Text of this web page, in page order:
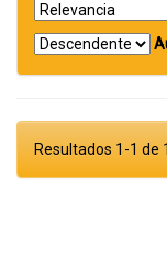
Resultados 1-1 de 1.